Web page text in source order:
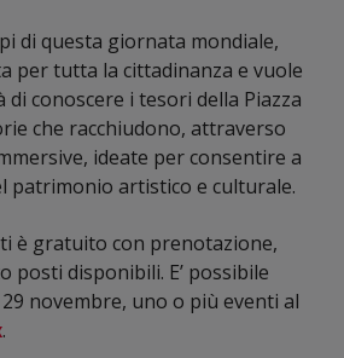
di questa giornata mondiale,
per tutta la cittadinanza e vuole
conoscere i tesori della Piazza
che racchiudono, attraverso
ideate per consentire a
patrimonio artistico e culturale.
è gratuito con prenotazione,
posti disponibili. E’ possibile
novembre, uno o più eventi al
.